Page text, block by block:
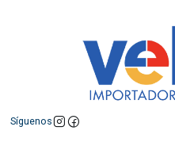
Síguenos